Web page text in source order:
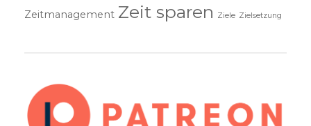
Zeitmanagement Zeit sparen Ziele Zielsetzung